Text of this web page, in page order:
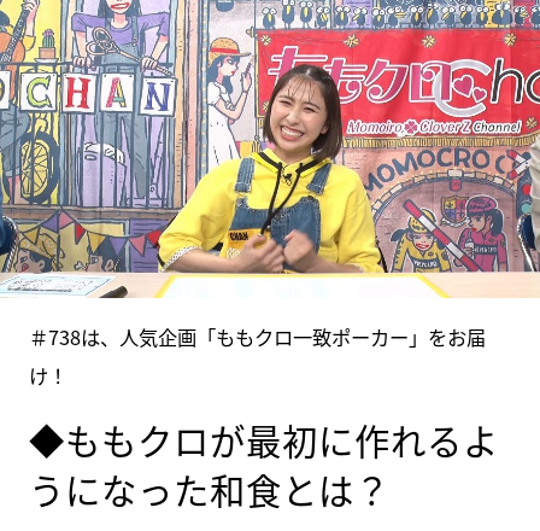
＃738は、人気企画「ももクロ一致ポーカー」をお届
け！
◆ももクロが最初に作れるよ
うになった和食とは？